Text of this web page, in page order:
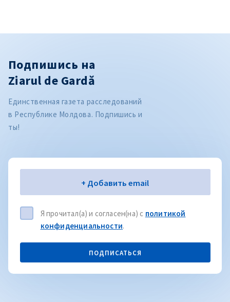
Подпишись на
Ziarul de Gardă
Единственная газета расследований
в Республике Молдова. Подпишись и
ты!
Электронная почта+ Добавить email
Я прочитал(а) и согласен(на) с политикой
конфиденциальности.
ПОДПИСАТЬСЯ